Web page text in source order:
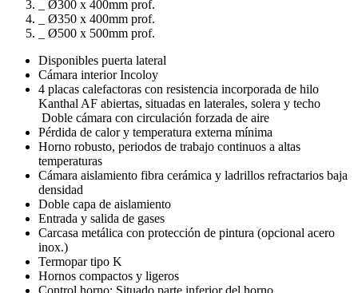
_ Ø300 x 400mm prof.
_ Ø350 x 400mm prof.
_ Ø500 x 500mm prof.
Disponibles puerta lateral
Cámara interior Incoloy
4 placas calefactoras con resistencia incorporada de hilo
Kanthal AF abiertas, situadas en laterales, solera y techo
Doble cámara con circulación forzada de aire
Pérdida de calor y temperatura externa mínima
Horno robusto, periodos de trabajo continuos a altas
temperaturas
Cámara aislamiento fibra cerámica y ladrillos refractarios baja
densidad
Doble capa de aislamiento
Entrada y salida de gases
Carcasa metálica con protección de pintura (opcional acero
inox.)
Termopar tipo K
Hornos compactos y ligeros
Control horno: Situado parte inferior del horno